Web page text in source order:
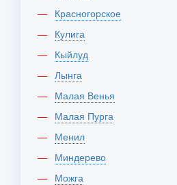
Красногорское
Кулига
Кыйлуд
Лынга
Малая Венья
Малая Пурга
Менил
Миндерево
Можга